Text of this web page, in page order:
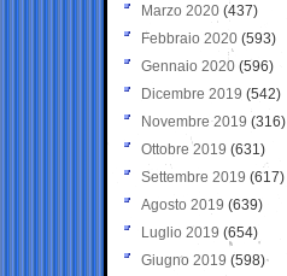
Marzo 2020 (437)
Febbraio 2020 (593)
Gennaio 2020 (596)
Dicembre 2019 (542)
Novembre 2019 (316)
Ottobre 2019 (631)
Settembre 2019 (617)
Agosto 2019 (639)
Luglio 2019 (654)
Giugno 2019 (598)